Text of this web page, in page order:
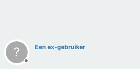
?
Offline
Een ex-gebruiker